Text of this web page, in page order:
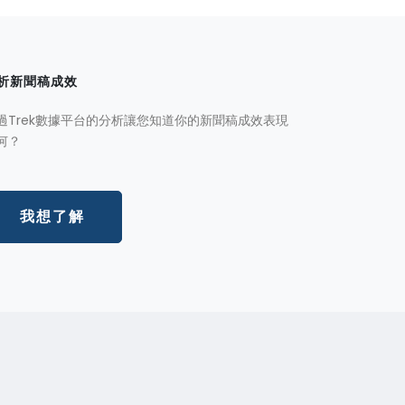
新聞稿成效
Trek數據平台的分析讓您知道你的新聞稿成效表現
？
我想了解